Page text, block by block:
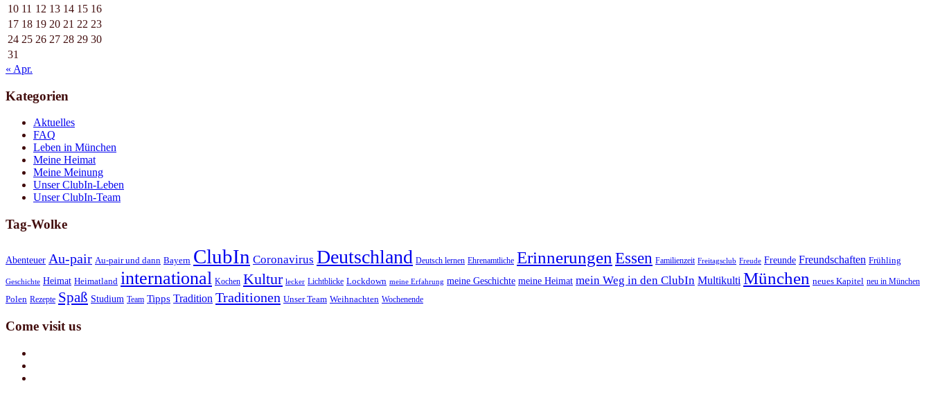
10 11 12 13 14 15 16
17 18 19 20 21 22 23
24 25 26 27 28 29 30
31
« Apr.
Kategorien
Aktuelles
FAQ
Leben in München
Meine Heimat
Meine Meinung
Unser ClubIn-Leben
Unser ClubIn-Team
Tag-Wolke
Abenteuer Au-pair Au-pair und dann Bayern ClubIn Coronavirus Deutschland Deutsch lernen Ehrenamtliche Erinnerungen Essen Familienzeit Freitagsclub Freude Freunde Freundschaften Frühling
Geschichte Heimat Heimatland international Kochen Kultur lecker Lichtblicke Lockdown meine Erfahrung meine Geschichte meine Heimat mein Weg in den ClubIn Multikulti München neues Kapitel neu in München
Polen Rezepte Spaß Studium Team Tipps Tradition Traditionen Unser Team Weihnachten Wochenende
Come visit us